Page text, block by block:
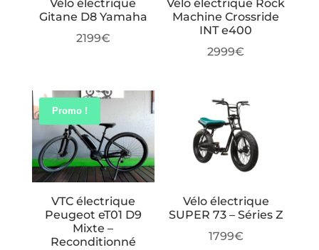
Vélo électrique
Gitane D8 Yamaha
2199€
Vélo électrique Rock
Machine Crossride
INT e400
2999€
Promo !
VTC électrique
Peugeot eT01 D9
Mixte –
Reconditionné
Vélo électrique
SUPER 73 – Séries Z
1799€